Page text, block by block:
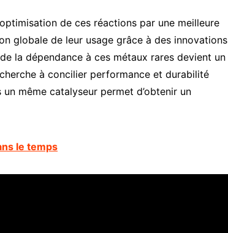
de ces réactions par une meilleure
globale de leur usage grâce à des innovations
la dépendance à ces métaux rares devient un
à concilier performance et durabilité
même catalyseur permet d’obtenir un
le temps